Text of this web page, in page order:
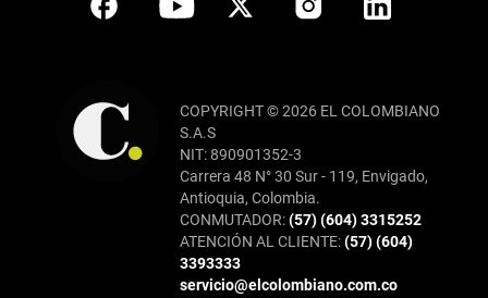
COPYRIGHT © 2026 EL COLOMBIANO
S.A.S
NIT: 890901352-3
Carrera 48 N° 30 Sur - 119, Envigado,
Antioquia, Colombia.
CONMUTADOR:(57) (604) 3315252
ATENCIÓN AL CLIENTE:(57) (604)
3393333
servicio@elcolombiano.com.co